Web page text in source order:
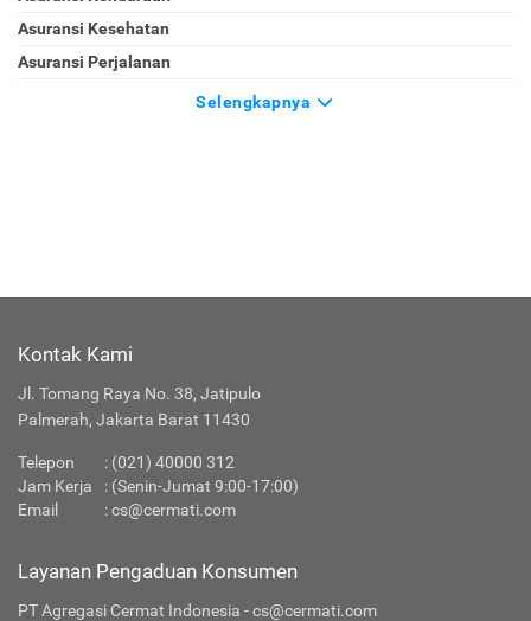
Asuransi Kesehatan
Asuransi Perjalanan
Selengkapnya
Kontak Kami
Jl. Tomang Raya No. 38, Jatipulo
Palmerah, Jakarta Barat 11430
Telepon : (021) 40000 312
Jam Kerja
: (Senin-Jumat 9:00-17:00)
Email
:cs@cermati.com
Layanan Pengaduan Konsumen
PT Agregasi Cermat Indonesia - cs@cermati.com